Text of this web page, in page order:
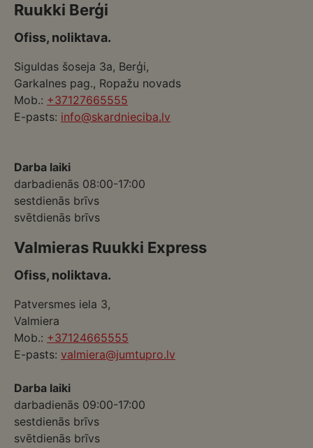
Ruukki Berģi
Ofiss, noliktava.
Siguldas šoseja 3a, Berģi,
Garkalnes pag., Ropažu novads
Mob.: +37127665555
E-pasts: info@skardnieciba.lv
Darba laiki
darbadienās 08:00-17:00
sestdienās brīvs
svētdienās brīvs
Valmieras Ruukki Express
Ofiss, noliktava.
Patversmes iela 3,
Valmiera
Mob.: +37124665555
E-pasts: valmiera@jumtupro.lv
Darba laiki
darbadienās 09:00-17:00
sestdienās brīvs
svētdienās brīvs